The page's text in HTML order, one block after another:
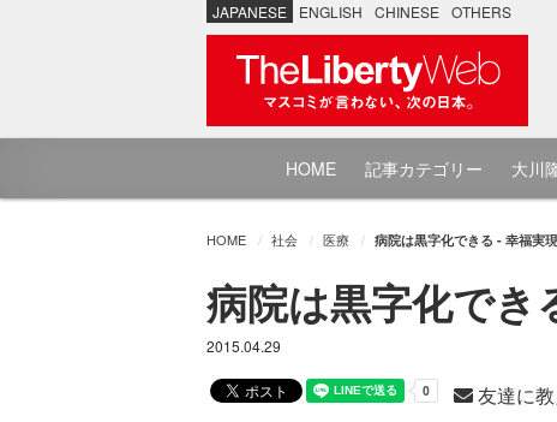
JAPANESE ENGLISH CHINESE OTHERS
HOME 記事カテゴリー 大川
HOME 社会 医療 病院は黒字化できる - 幸福実
病院は黒字化でき
2015.04.29
友達に